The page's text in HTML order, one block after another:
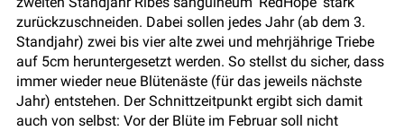
zurückzuschneiden. Dabei sollen jedes Jahr (ab dem 3.
Standjahr) zwei bis vier alte zwei und mehrjährige Triebe
auf 5cm heruntergesetzt werden. So stellst du sicher, dass
immer wieder neue Blütenäste (für das jeweils nächste
Jahr) entstehen. Der Schnittzeitpunkt ergibt sich damit
auch von selbst: Vor der Blüte im Februar soll nicht